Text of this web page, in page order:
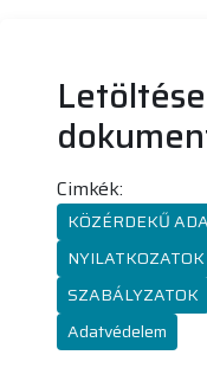
Cimkék:
KÖZÉRDEKŰ
NYILATKOZATOK
SZABÁLYZATOK
Adatvédelem